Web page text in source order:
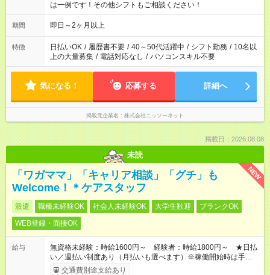
は一例です！その他シフトもご相談ください！
期間 即日～2ヶ月以上
特徴 日払いOK / 履歴書不要 / 40～50代活躍中 / シフト勤務 / 10名以
上の大量募集 / 電話対応なし / パソコンスキル不要
気になる！ 応募する 詳細へ
掲載元企業名 株式会社ニッソーネット
掲載日：2026.08.08
未読
NEW
「ワガママ」「キャリア相談」「グチ」も
Welcome！＊ケアスタッフ
派遣 職種未経験OK 社会人未経験OK 大学生歓迎
ブランクOK
WEB登録・面接OK
給与
無資格未経験：時給1600円～ 経験者：時給1800円～ ★日払
い／週払い制度あり（月払いも選べます）※稼働開始時は手続き
完了次第のお支払いとなります。
交通費別途支給あり